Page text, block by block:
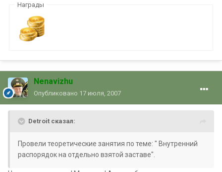
Награды
Nenavizhu
Опубликовано 17 июля, 2007
Detroit сказал:
Провели теоретические занятия по теме: " Внутренний
распорядок на отдельно взятой заставе".